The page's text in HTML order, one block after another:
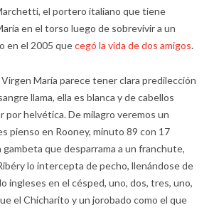
el portero italiano que tiene
en el torso luego de sobrevivir a un
en el 2005 quecegó la vida de dos amigos.
María parece tener clara predilección
llama, ella es blanca y de cabellos
por helvética. De milagro veremos un
pienso en Rooney, minuto 89 con 17
que desparrama a un franchute,
lo intercepta de pecho, llenándose de
ingleses en el césped, uno, dos, tres, uno,
el Chicharito y un jorobado como el que